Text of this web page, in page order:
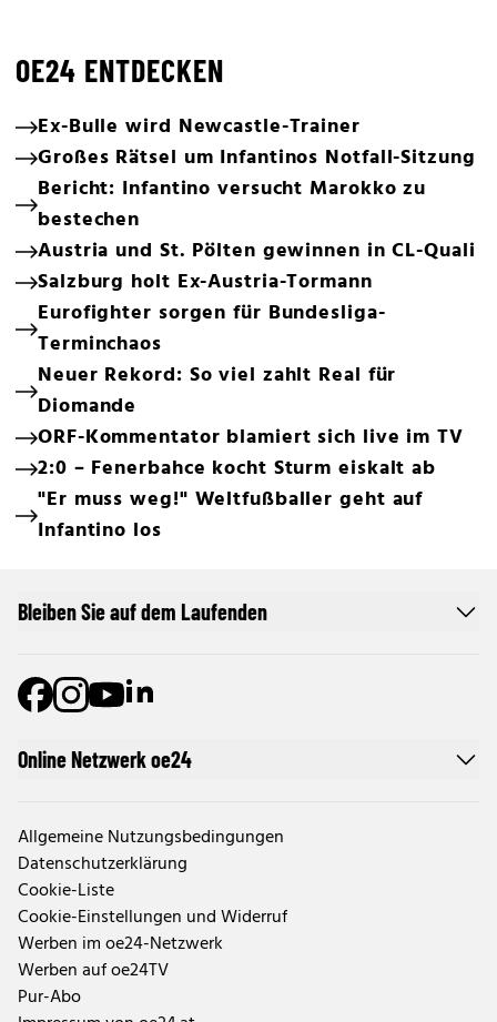
OE24 ENTDECKEN
Ex-Bulle wird Newcastle-Trainer
Großes Rätsel um Infantinos Notfall-Sitzung
Bericht: Infantino versucht Marokko zu
bestechen
Austria und St. Pölten gewinnen in CL-Quali
Salzburg holt Ex-Austria-Tormann
Eurofighter sorgen für Bundesliga-
Terminchaos
Neuer Rekord: So viel zahlt Real für
Diomande
ORF-Kommentator blamiert sich live im TV
2:0 – Fenerbahce kocht Sturm eiskalt ab
"Er muss weg!" Weltfußballer geht auf
Infantino los
Online Netzwerk oe24
Allgemeine Nutzungsbedingungen
Datenschutzerklärung
Cookie-Liste
Cookie-Einstellungen und Widerruf
Werben im oe24-Netzwerk
Werben auf oe24TV
Pur-Abo
Bleiben Sie auf dem Laufenden